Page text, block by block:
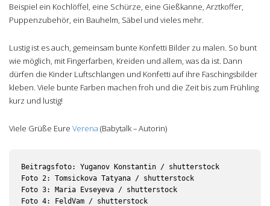
Beispiel ein Kochlöffel, eine Schürze, eine Gießkanne, Arztkoffer,
Puppenzubehör, ein Bauhelm, Säbel und vieles mehr.
Lustig ist es auch, gemeinsam bunte Konfetti Bilder zu malen. So bunt
wie möglich, mit Fingerfarben, Kreiden und allem, was da ist. Dann
dürfen die Kinder Luftschlangen und Konfetti auf ihre Faschingsbilder
kleben. Viele bunte Farben machen froh und die Zeit bis zum Frühling
kurz und lustig!
Viele Grüße Eure Verena (Babytalk – Autorin)
Beitragsfoto: Yuganov Konstantin / shutterstock
Foto 2: Tomsickova Tatyana / shutterstock
Foto 3: Maria Evseyeva / shutterstock
Foto 4: FeldVam / shutterstock